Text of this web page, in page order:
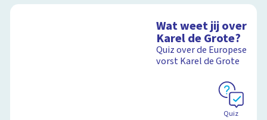
Wat weet jij over
Karel de Grote?
Quiz over de Europese
vorst Karel de Grote
Quiz